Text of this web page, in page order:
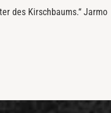
des Kirschbaums.“ Jarmo